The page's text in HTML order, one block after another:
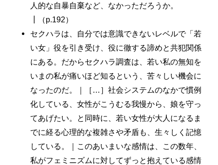
人的な自暴自棄など、なかっただろうか。
┃（p.192）
セクハラは、自分では意識できないレベルで「若
い女」役を引き受け、役に徹する諦めと共犯関係
にある。だからセクハラ調査は、若い私の無知を
いまの私が痛いほど知るという、苦々しい機会に
なったのだ。｜［…］社会システムのなかで慣例
化している、女性がこうむる我慢から、娘を守っ
てあげたい。と同時に、若い女性が大人になるま
でに経る心理的な複雑さや矛盾も、生々しく記憶
している。｜このあいまいな感情は、この数年、
私がフェミニズムに対してずっと抱えている感情